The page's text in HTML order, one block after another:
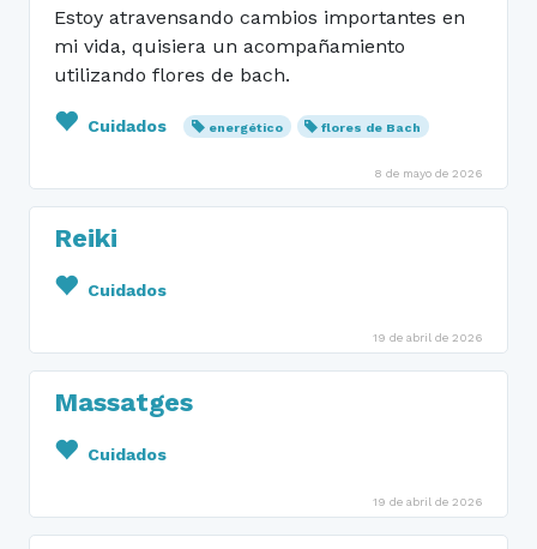
Estoy atravensando cambios importantes en
mi vida, quisiera un acompañamiento
utilizando flores de bach.
Cuidados energético flores de Bach
8 de mayo de 2026
Reiki
Cuidados
19 de abril de 2026
Massatges
Cuidados
19 de abril de 2026